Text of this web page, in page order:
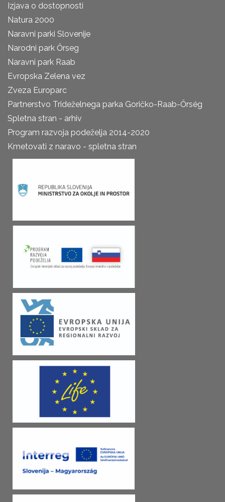
Izjava o dostopnosti
Natura 2000
Naravni parki Slovenije
Narodni park Őrseg
Naravni park Raab
Evropska Zelena vez
Zveza Europarc
Partnerstvo Trideželnega parka Goričko-Raab-Őrség
Spletna stran - arhiv
Program razvoja podeželja 2014-2020
Kmetovati z naravo - spletna stran